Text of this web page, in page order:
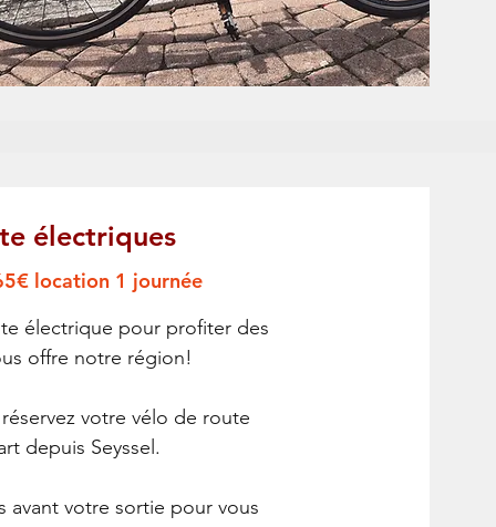
électriques
location 1 journée
électrique pour profiter des
offre notre région!
votre vélo de route
depuis Seyssel.
avant votre sortie pour vous